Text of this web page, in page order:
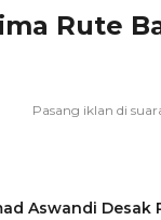
Rute
Aswandi Desak